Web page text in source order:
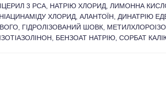
3 PCA, НАТРІЮ ХЛОРИД, ЛИМОННА
ХЛОРИД, АЛАНТОЇН, ДИНАТРІЮ
ГІДРОЛІЗОВАНИЙ ШОВК,
БЕНЗОАТ НАТРІЮ, СОРБАТ